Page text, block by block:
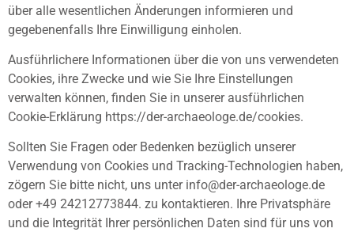
über alle wesentlichen Änderungen informieren und
gegebenenfalls Ihre Einwilligung einholen.
Ausführlichere Informationen über die von uns verwendeten
Cookies, ihre Zwecke und wie Sie Ihre Einstellungen
verwalten können, finden Sie in unserer ausführlichen
Cookie-Erklärung https://der-archaeologe.de/cookies.
Sollten Sie Fragen oder Bedenken bezüglich unserer
Verwendung von Cookies und Tracking-Technologien haben,
zögern Sie bitte nicht, uns unter info@der-archaeologe.de
oder +49 24212773844. zu kontaktieren. Ihre Privatsphäre
und die Integrität Ihrer persönlichen Daten sind für uns von